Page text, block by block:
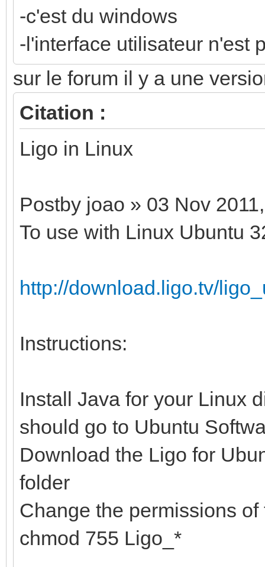
-c'est du windows
-l'interface utilisateur n'est
sur le forum il y a une
Citation :
Ligo in Linux
Postby joao » 03 Nov
To use with Linux Ubuntu
http://download.ligo.tv/
Instructions:
Install Java for your Linux
should go to Ubuntu
Download the Ligo for
folder
Change the permissions
chmod 755 Ligo_*